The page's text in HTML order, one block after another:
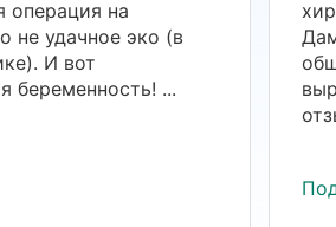
операция на
не удачное эко (в
И вот
беременность! ...